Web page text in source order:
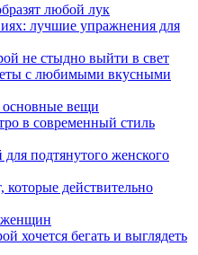
любой лук
лучшие упражнения для
не стыдно выйти в свет
с любимыми вкусными
вещи
в современный стиль
подтянутого женского
которые действительно
женщин
хочется бегать и выглядеть